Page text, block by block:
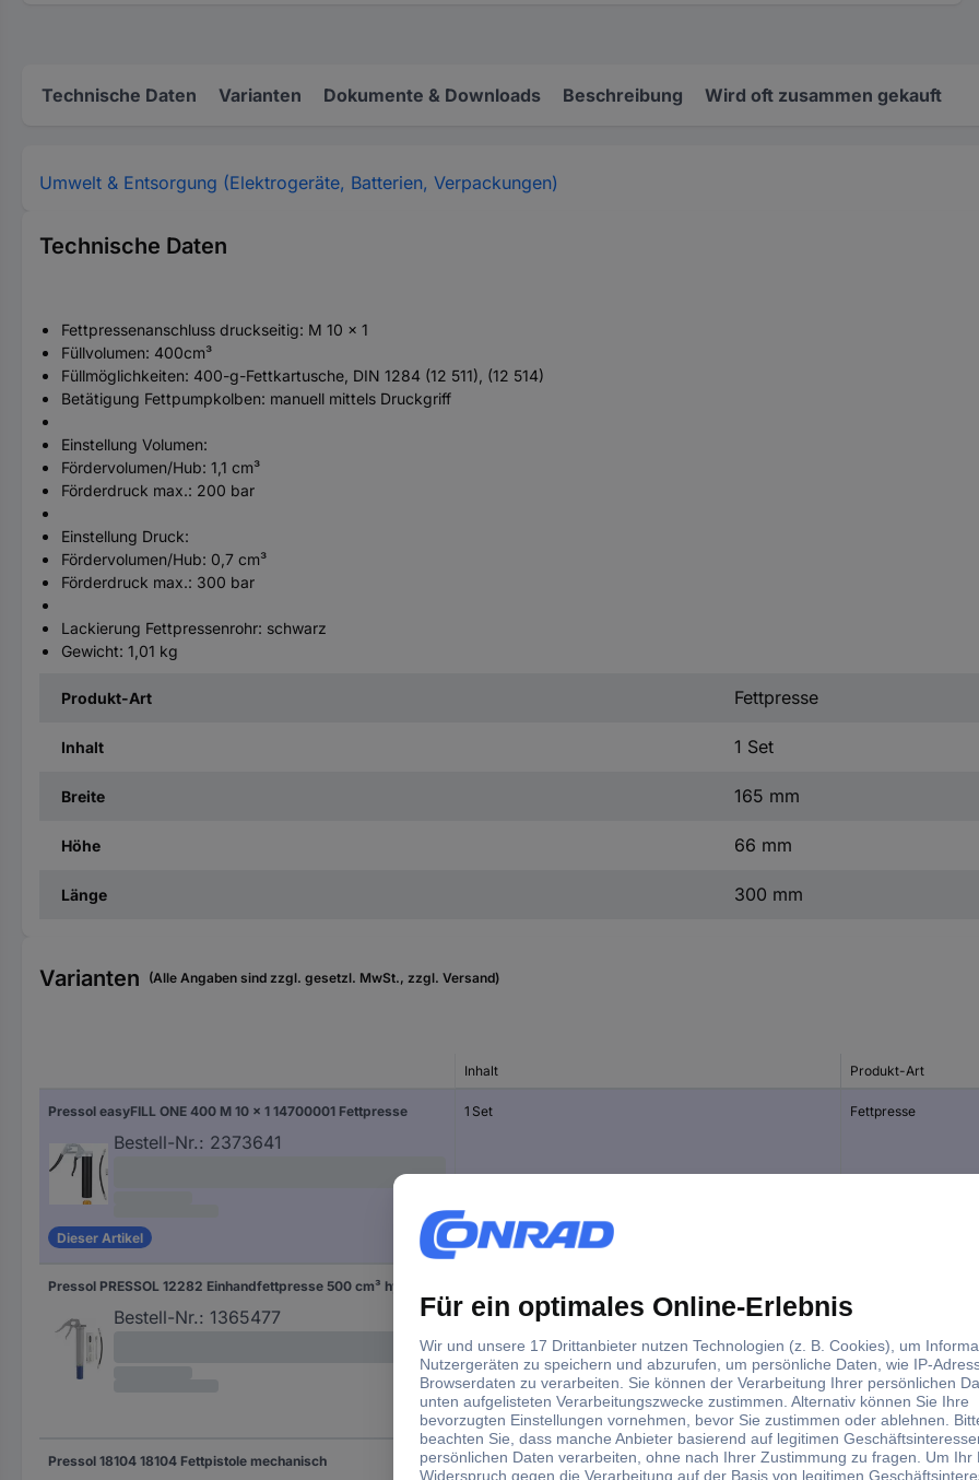
Technische Daten Varianten Dokumente & Downloads Beschreibung Wird oft zusammen gekauft
Umwelt & Entsorgung (Elektrogeräte, Batterien, Verpackungen)
Technische Daten
Fettpressenanschluss druckseitig: M 10 x 1
Füllvolumen: 400cm³
Füllmöglichkeiten: 400-g-Fettkartusche, DIN 1284 (12 511), (12 514)
Betätigung Fettpumpkolben: manuell mittels Druckgriff
Einstellung Volumen:
Fördervolumen/Hub: 1,1 cm³
Förderdruck max.: 200 bar
Einstellung Druck:
Fördervolumen/Hub: 0,7 cm³
Förderdruck max.: 300 bar
Lackierung Fettpressenrohr: schwarz
Gewicht: 1,01 kg
Produkt-Art Fettpresse
Inhalt 1 Set
Breite 165 mm
Höhe 66 mm
Länge 300 mm
Varianten (Alle Angaben sind zzgl. gesetzl. MwSt., zzgl. Versand)
Inhalt Produkt-Art
Pressol easyFILL ONE 400 M 10 x 1 14700001 Fettpresse
Bestell-Nr.: 2373641
Dieser Artikel
1 Set Fettpresse
Bestell-Nr.: 1365477
Pressol 18104 18104 Fettpistole mechanisch 1 St. Fettpistole